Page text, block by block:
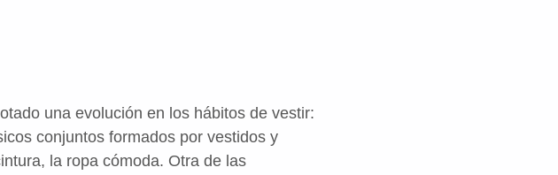
una evolución en los hábitos de vestir:
conjuntos formados por vestidos y
la ropa cómoda. Otra de las